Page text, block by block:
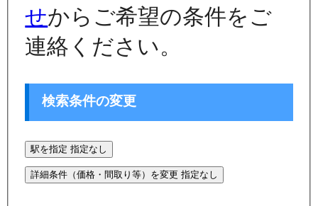
せからご希望の条件をご
連絡ください。
検索条件の変更
駅を指定 指定なし
詳細条件（価格・間取り等）を変更 指定なし